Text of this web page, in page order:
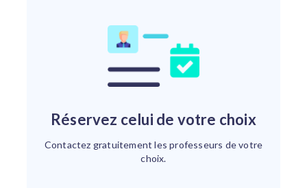
Réservez celui de votre choix
Contactez gratuitement les professeurs de votre
choix.